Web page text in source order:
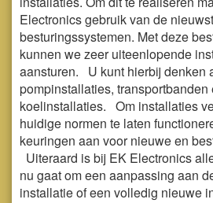
Electronics gebruik van de
besturingssystemen. Met deze
kunnen we zeer uiteenlopende
aansturen. U kunt hierbij denken
pompinstallaties, transportbanden
koelinstallaties. Om installaties
huidige normen te laten
keuringen aan voor nieuwe en
Uiteraard is bij EK Electronics
nu gaat om een aanpassing aan
installatie of een volledig nieuwe